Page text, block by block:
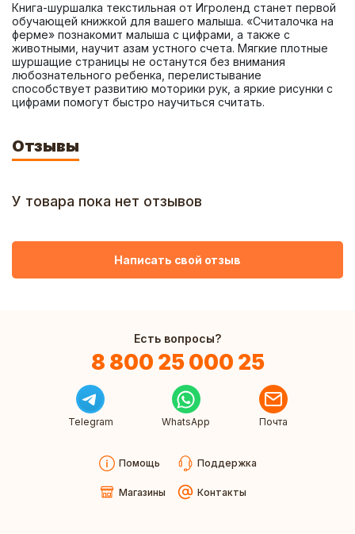
Книга-шуршалка текстильная от Игроленд станет первой
обучающей книжкой для вашего малыша. «Считалочка на
ферме» познакомит малыша с цифрами, а также с
животными, научит азам устного счета. Мягкие плотные
шуршащие страницы не останутся без внимания
любознательного ребенка, перелистывание
способствует развитию моторики рук, а яркие рисунки с
цифрами помогут быстро научиться считать.
Отзывы
У товара пока нет отзывов
Написать свой отзыв
Есть вопросы?
8 800 25 000 25
Telegram WhatsApp Почта
Помощь Поддержка
Магазины Контакты